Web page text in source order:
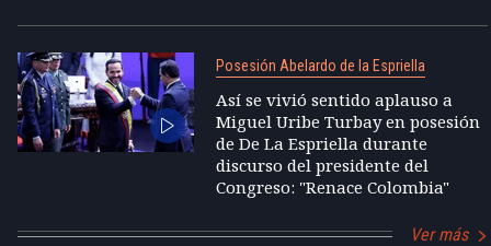
Posesión Abelardo de la Espriella
Así se vivió sentido aplauso a
Miguel Uribe Turbay en posesión
de De La Espriella durante
discurso del presidente del
Congreso: "Renace Colombia"
Ver más